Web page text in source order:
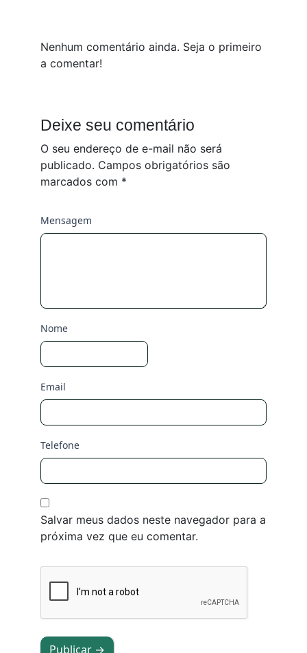
Nenhum comentário ainda. Seja o primeiro
a comentar!
Deixe seu comentário
O seu endereço de e-mail não será
publicado. Campos obrigatórios são
marcados com *
Mensagem
Nome
Email
Telefone
Salvar meus dados neste navegador para a
próxima vez que eu comentar.
Publicar →